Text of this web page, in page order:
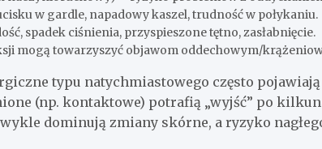
w gardle, napadowy kaszel, trudność w połykaniu.
spadek ciśnienia, przyspieszone tętno, zasłabnięcie.
mogą towarzyszyć objawom oddechowym/
typu natychmiastowego często
(np. kontaktowe) potrafią „wyjść” po
dominują zmiany skórne, a ryzyko